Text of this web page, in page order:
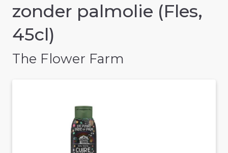
zonder palmolie (Fles,
45cl)
The Flower Farm